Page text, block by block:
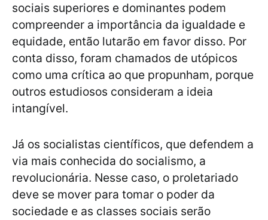
sociais superiores e dominantes podem
compreender a importância da igualdade e
equidade, então lutarão em favor disso. Por
conta disso, foram chamados de utópicos
como uma crítica ao que propunham, porque
outros estudiosos consideram a ideia
intangível.
Já os socialistas científicos, que defendem a
via mais conhecida do socialismo, a
revolucionária. Nesse caso, o proletariado
deve se mover para tomar o poder da
sociedade e as classes sociais serão